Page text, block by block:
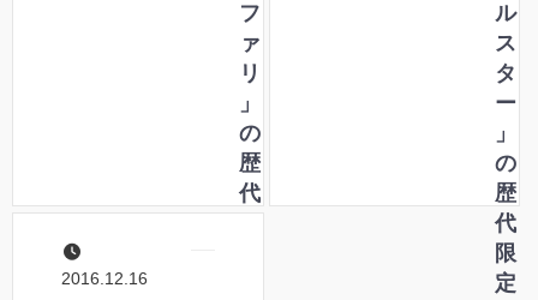
リ
ジ
ナ
ル
ス
テ
ー
ー
ル
特
集
フ
ァ
リ
」
の
歴
代
ル
ス
タ
ー
」
の
歴
代
限
定
2016.12.16